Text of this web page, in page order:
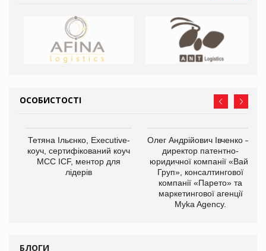
ОСОБИСТОСТІ
Тетяна Ільєнко, Executive-
коуч, сертифікований коуч
МСС ICF, ментор для
лідерів
Олег Андрійович Івченко —
директор патентно-
юридичної компанії «Вайз
Груп», консалтингової
компанії «Парето» та
маркетингової агенції
Myka Agency.
БЛОГИ